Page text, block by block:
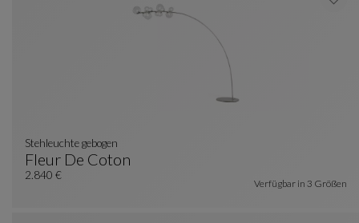
Fleur De Coton
Stehleuchte Gebogen
Siehe Vollständige Beschreibung
stehleuchte gebogen
2.840 €
Verfügbar in 3 Größen